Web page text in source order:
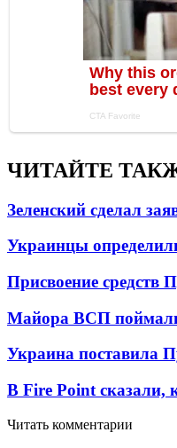
ЧИТАЙТЕ
Зеленский сделал
Украинцы
Присвоение средств
Майора ВСП
Украина поставила
В Fire Point сказали,
Читать комментарии